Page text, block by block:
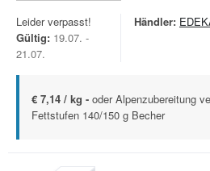
Leider verpasst!
Gültig: 19.07. -
21.07.
Händler:
€ 7,14 / kg - oder Alpenzubereitung
Fettstufen 140/150 g Becher